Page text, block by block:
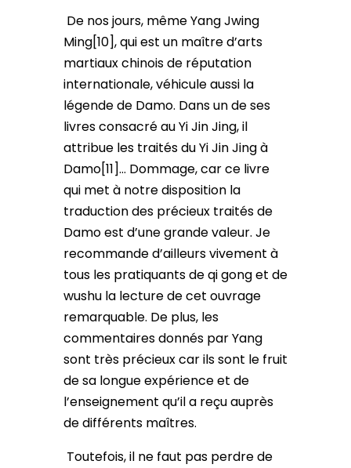
De nos jours, même Yang Jwing
Ming[10], qui est un maître d’arts
martiaux chinois de réputation
internationale, véhicule aussi la
légende de Damo. Dans un de ses
livres consacré au Yi Jin Jing, il
attribue les traités du Yi Jin Jing à
Damo[11]… Dommage, car ce livre
qui met à notre disposition la
traduction des précieux traités de
Damo est d’une grande valeur. Je
recommande d’ailleurs vivement à
tous les pratiquants de qi gong et de
wushu la lecture de cet ouvrage
remarquable. De plus, les
commentaires donnés par Yang
sont très précieux car ils sont le fruit
de sa longue expérience et de
l’enseignement qu’il a reçu auprès
de différents maîtres.
Toutefois, il ne faut pas perdre de